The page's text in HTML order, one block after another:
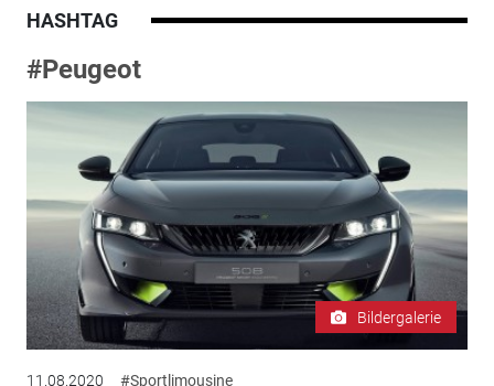
HASHTAG
#Peugeot
Bildergalerie
11.08.2020 #Sportlimousine